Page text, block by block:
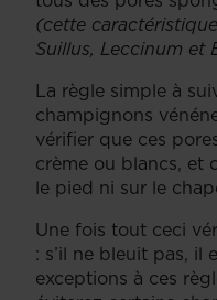
(cette
Suillus, Leccinum et
La règle simple à
champignons
vérifier que ces
crème ou blancs, et
le pied ni sur le
Une fois tout ceci
: s’il ne bleuit pas, il
exceptions à ces